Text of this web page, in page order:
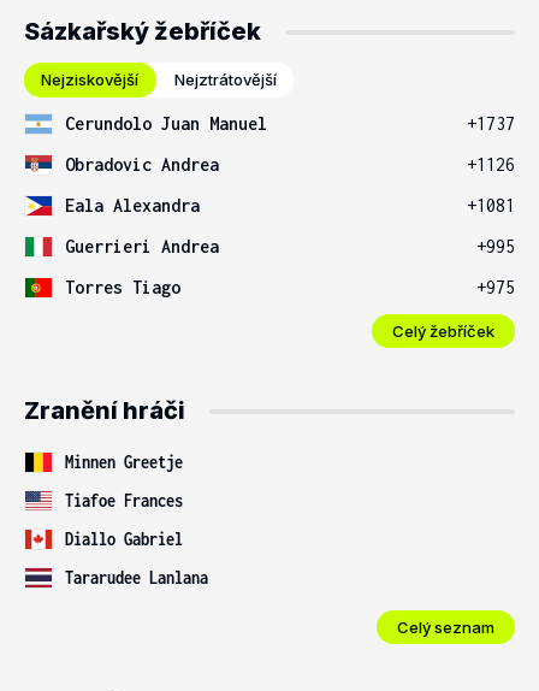
Sázkařský žebříček
Nejziskovější Nejztrátovější
Cerundolo Juan Manuel
+1737
Obradovic Andrea
+1126
Eala Alexandra
+1081
Guerrieri Andrea
+995
Torres Tiago
+975
Celý žebříček
Zranění hráči
Minnen Greetje
Tiafoe Frances
Diallo Gabriel
Tararudee Lanlana
Celý seznam